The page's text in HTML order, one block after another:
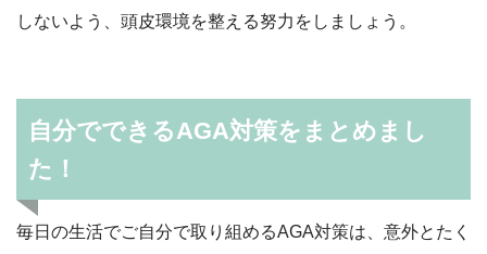
しないよう、頭皮環境を整える努力をしましょう。
自分でできるAGA対策をまとめまし
た！
毎日の生活でご自分で取り組めるAGA対策は、意外とたく